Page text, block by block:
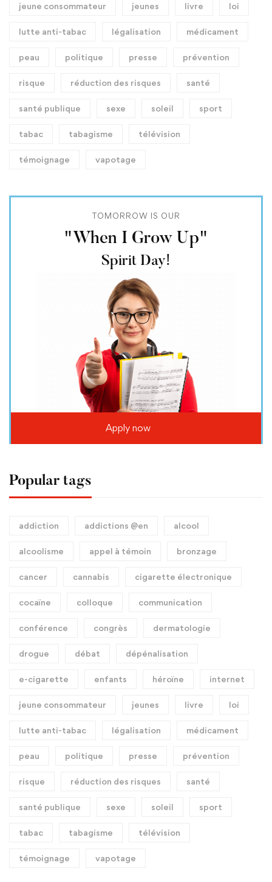
jeune consommateur jeunes livre loi
lutte anti-tabac légalisation médicament
peau politique presse prévention
risque réduction des risques santé
santé publique sexe soleil sport
tabac tabagisme télévision
témoignage vapotage
TOMORROW IS OUR
"When I Grow Up"
Spirit Day!
Apply now
Popular tags
addiction addictions @en alcool
alcoolisme appel à témoin bronzage
cancer cannabis cigarette électronique
cocaïne colloque communication
conférence congrès dermatologie
drogue débat dépénalisation
e-cigarette enfants héroïne internet
jeune consommateur jeunes livre loi
lutte anti-tabac légalisation médicament
peau politique presse prévention
risque réduction des risques santé
santé publique sexe soleil sport
tabac tabagisme télévision
témoignage vapotage